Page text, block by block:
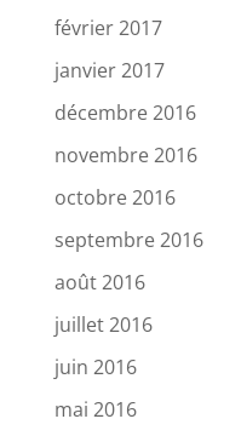
février 2017
janvier 2017
décembre 2016
novembre 2016
octobre 2016
septembre 2016
août 2016
juillet 2016
juin 2016
mai 2016